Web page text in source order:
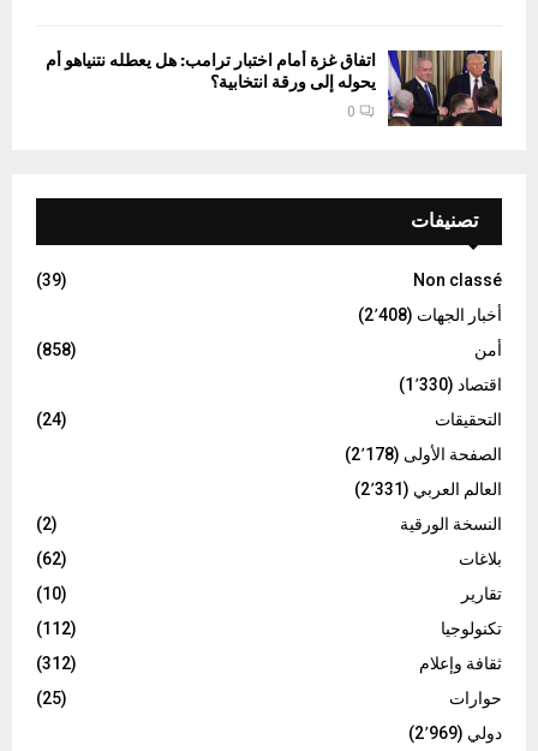
اتفاق غزة أمام اختبار ترامب: هل يعطله نتنياهو أم
يحوله إلى ورقة انتخابية؟
0
تصنيفات
Non classé
(39)
أخبار الجهات (2٬408)
أمن
(858)
اقتصاد (1٬330)
التحقيقات
(24)
الصفحة الأولى (2٬178)
العالم العربي (2٬331)
النسخة الورقية
(2)
بلاغات
(62)
تقارير
(10)
تكنولوجيا
(112)
ثقافة وإعلام
(312)
حوارات
(25)
دولي (2٬969)